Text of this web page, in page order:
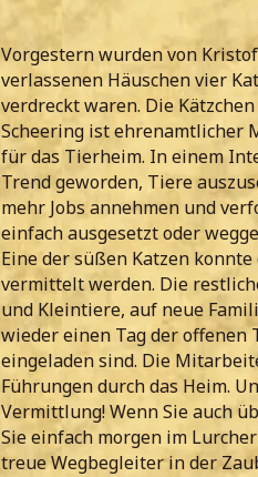
Vorgestern wurden von
verlassenen Häuschen vier
verdreckt waren. Die
Scheering ist ehrenamtlicher
für das Tierheim. In einem
Trend geworden, Tiere
mehr Jobs annehmen und
einfach ausgesetzt oder
Eine der süßen Katzen
vermittelt werden. Die
und Kleintiere, auf neue
wieder einen Tag der offenen
eingeladen sind. Die
Führungen durch das Heim.
Vermittlung! Wenn Sie auch
Sie einfach morgen im
treue Wegbegleiter in der